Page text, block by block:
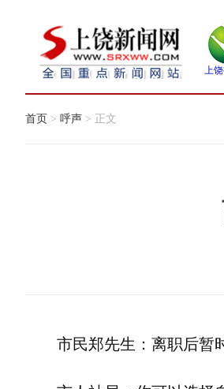
上
首页 > 呼声 > 正文
市民郑先生：离职后暂